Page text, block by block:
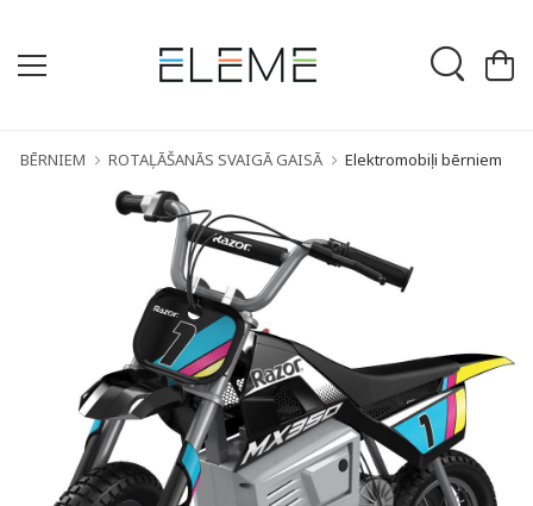
BĒRNIEM ROTAĻĀŠANĀS SVAIGĀ GAISĀ Elektromobiļi bērniem